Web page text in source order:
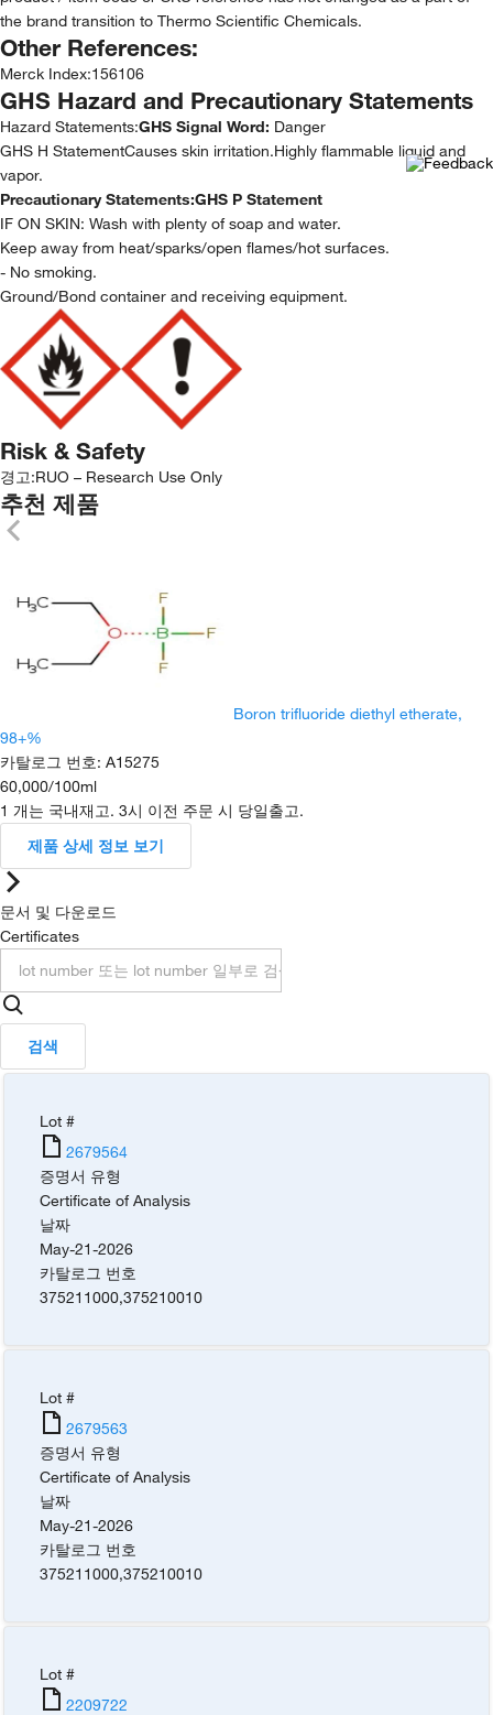
the brand transition to Thermo Scientific Chemicals.
Other References:
Merck Index:156106
GHS Hazard and Precautionary Statements
Hazard Statements:GHS Signal Word: Danger
GHS H StatementCauses skin irritation.Highly flammable liquid and
vapor.
Precautionary Statements:GHS P Statement
IF ON SKIN: Wash with plenty of soap and water.
Keep away from heat/sparks/open flames/hot surfaces.
- No smoking.
Ground/Bond container and receiving equipment.
Risk & Safety
경고:RUO – Research Use Only
추천 제품
Boron trifluoride diethyl etherate,
98+%
카탈로그 번호: A15275
60,000/100ml
1 개는 국내재고. 3시 이전 주문 시 당일출고.
제품 상세 정보 보기
문서 및 다운로드
Certificates
검색
Lot #
2679564
증명서 유형
Certificate of Analysis
날짜
May-21-2026
카탈로그 번호
375211000,375210010
Lot #
2679563
증명서 유형
Certificate of Analysis
날짜
May-21-2026
카탈로그 번호
375211000,375210010
Lot #
2209722